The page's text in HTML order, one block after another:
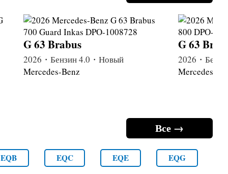
G 63 Brabus
2026・Бензин 4.0・Новый
Mercedes-Benz
G 63
2026・
Mercedes-
Все →
EQB EQC EQE EQG